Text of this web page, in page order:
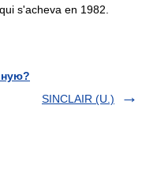
s'acheva en 1982.
SINCLAIR (U.)